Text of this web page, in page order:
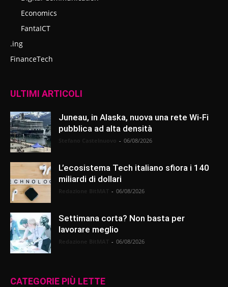
Economics
FantaICT
.ing
FinanceTech
ULTIMI ARTICOLI
Juneau, in Alaska, nuova una rete Wi-Fi
pubblica ad alta densità
- 06/08/2026
L’ecosistema Tech italiano sfiora i 140
miliardi di dollari
- 06/08/2026
Settimana corta? Non basta per
lavorare meglio
- 06/08/2026
CATEGORIE PIÙ LETTE